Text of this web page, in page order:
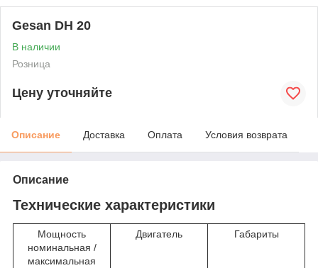
Gesan DH 20
В наличии
Розница
Цену уточняйте
Описание Доставка Оплата Условия возврата
Описание
Технические характеристики
Мощность
номинальная /
максимальная
Двигатель Габариты